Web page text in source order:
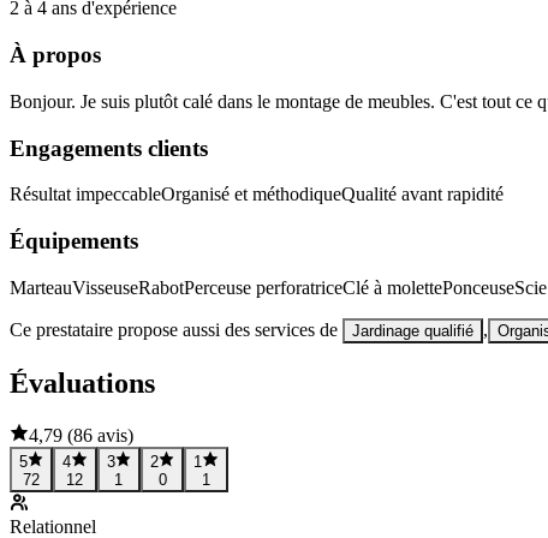
2 à 4 ans d'expérience
À propos
Bonjour. Je suis plutôt calé dans le montage de meubles. C'est tout ce
Engagements clients
Résultat impeccableOrganisé et méthodiqueQualité avant rapidité
Équipements
MarteauVisseuseRabotPerceuse perforatriceClé à molettePonceuseScie
Ce prestataire propose aussi des services de Jardinage qualifié ,
Évaluations
4,79 (86 avis)
5
72
4
12
3
1
2
0
1
1
Relationnel